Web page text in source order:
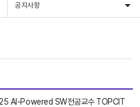
공지사항
AI-Powered SW전공교수 TOPCIT